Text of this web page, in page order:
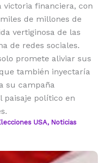
victoria financiera, con
de millones de
vertiginosa de las
de redes sociales.
promete aliviar sus
también inyectaría
su campaña
paisaje político en
USA, Noticias